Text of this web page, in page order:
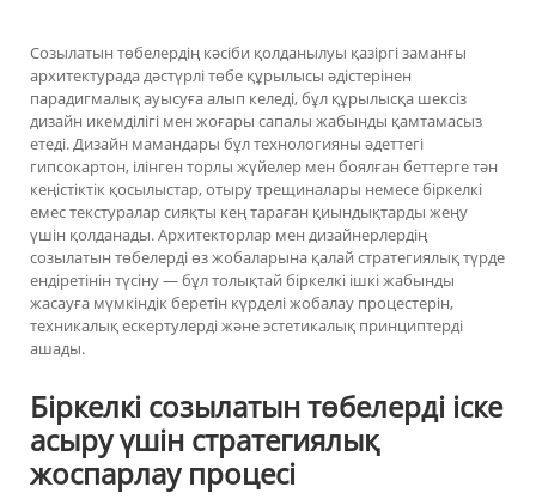
Созылатын төбелердің кәсіби қолданылуы қазіргі заманғы
архитектурада дәстүрлі төбе құрылысы әдістерінен
парадигмалық ауысуға алып келеді, бұл құрылысқа шексіз
дизайн икемділігі мен жоғары сапалы жабынды қамтамасыз
етеді. Дизайн мамандары бұл технологияны әдеттегі
гипсокартон, ілінген торлы жүйелер мен боялған беттерге тән
кеңістіктік қосылыстар, отыру трещиналары немесе біркелкі
емес текстуралар сияқты кең тараған қиындықтарды жеңу
үшін қолданады. Архитекторлар мен дизайнерлердің
созылатын төбелерді өз жобаларына қалай стратегиялық түрде
ендіретінін түсіну — бұл толықтай біркелкі ішкі жабынды
жасауға мүмкіндік беретін күрделі жобалау процестерін,
техникалық ескертулерді және эстетикалық принциптерді
ашады.
Біркелкі созылатын төбелерді іске
асыру үшін стратегиялық
жоспарлау процесі